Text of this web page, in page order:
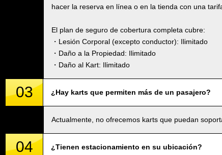
hacer la reserva en línea o en la tienda con una
El plan de seguro de cobertura completa cubre:
・Lesión Corporal (excepto conductor): Ilimitado
・Daño a la Propiedad: Ilimitado
・Daño al Kart: Ilimitado
03 ¿Hay karts que permiten más de un pasajero?
Actualmente, no ofrecemos karts que puedan
04 ¿Tienen estacionamiento en su ubicación?